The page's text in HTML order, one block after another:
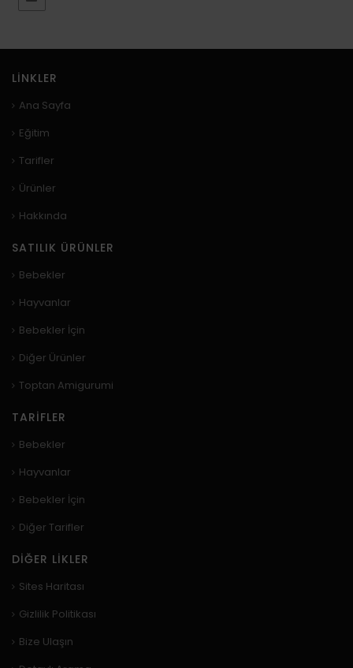
LINKLER
Ana Sayfa
Eğitim
Tarifler
Ürünler
Hakkında
SATILIK ÜRÜNLER
Bebekler
Hayvanlar
Bebekler İçin
Diğer Ürünler
Toptan Amigurumi
TARIFLER
Bebekler
Hayvanlar
Bebekler İçin
Diğer Tarifler
DIĞER LIKLER
Sites Haritası
Gizlilik Politikası
Bize Ulaşın